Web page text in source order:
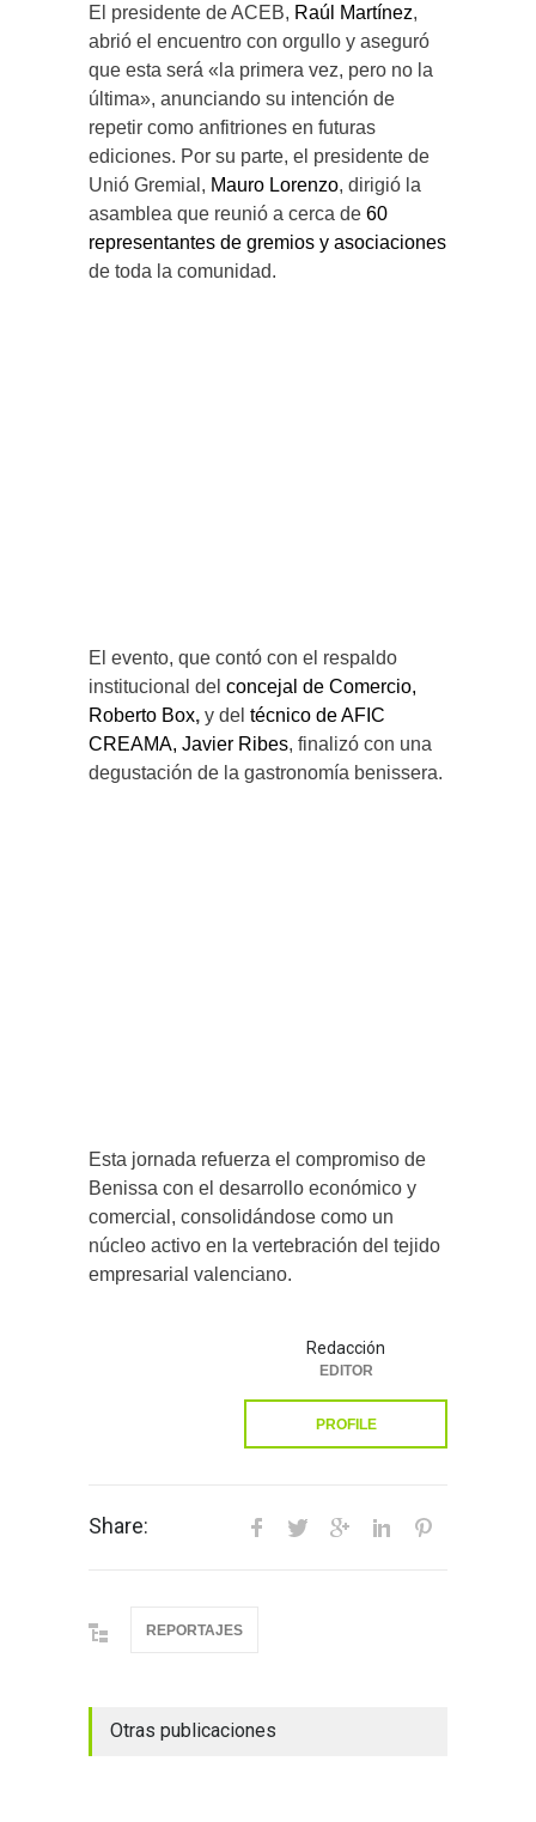
El presidente de ACEB, Raúl Martínez,
abrió el encuentro con orgullo y aseguró
que esta será «la primera vez, pero no la
última», anunciando su intención de
repetir como anfitriones en futuras
ediciones. Por su parte, el presidente de
Unió Gremial, Mauro Lorenzo, dirigió la
asamblea que reunió a cerca de 60
representantes de gremios y asociaciones
de toda la comunidad.
El evento, que contó con el respaldo
institucional del concejal de Comercio,
Roberto Box, y del técnico de AFIC
CREAMA, Javier Ribes, finalizó con una
degustación de la gastronomía benissera.
Esta jornada refuerza el compromiso de
Benissa con el desarrollo económico y
comercial, consolidándose como un
núcleo activo en la vertebración del tejido
empresarial valenciano.
Redacción
EDITOR
PROFILE
Share:
REPORTAJES
Otras publicaciones